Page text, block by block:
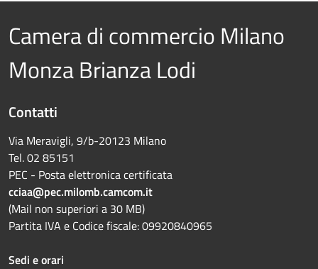
Camera di commercio Milano
Monza Brianza Lodi
Contatti
Via Meravigli, 9/b-20123 Milano
Tel. 02 85151
PEC - Posta elettronica certificata
cciaa@pec.milomb.camcom.it
(Mail non superiori a 30 MB)
Partita IVA e Codice fiscale: 09920840965
Sedi e orari